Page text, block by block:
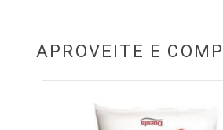
APROVEITE E